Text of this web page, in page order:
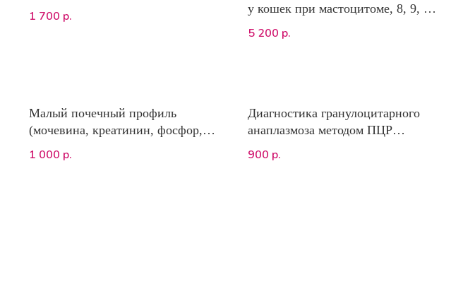
1 700 р.
у кошек при мастоцитоме, 8, 9, 11
экзоны
5 200 р.
Малый почечный профиль
(мочевина, креатинин, фосфор,
калий)
1 000 р.
Диагностика гранулоцитарного
анаплазмоза методом ПЦР
(Anaplasma phagocytophilum)
900 р.